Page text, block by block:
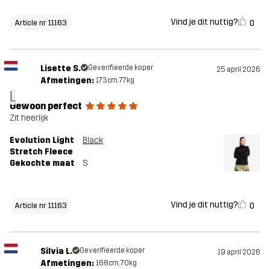
Article nr 11163 Vind je dit nuttig? 0
L
Lisette S. Geverifieerde koper 25 april 2026
Afmetingen: 173cm, 77kg
Gewoon perfect
Zit heerlijk
Evolution Light
Stretch Fleece
Black
Gekochte maat S
Article nr 11163 Vind je dit nuttig? 0
Silvia L. Geverifieerde koper 19 april 2026
Afmetingen: 168cm, 70kg